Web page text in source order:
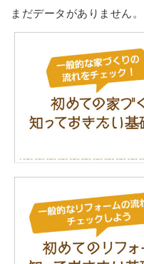
まだデータがありません。